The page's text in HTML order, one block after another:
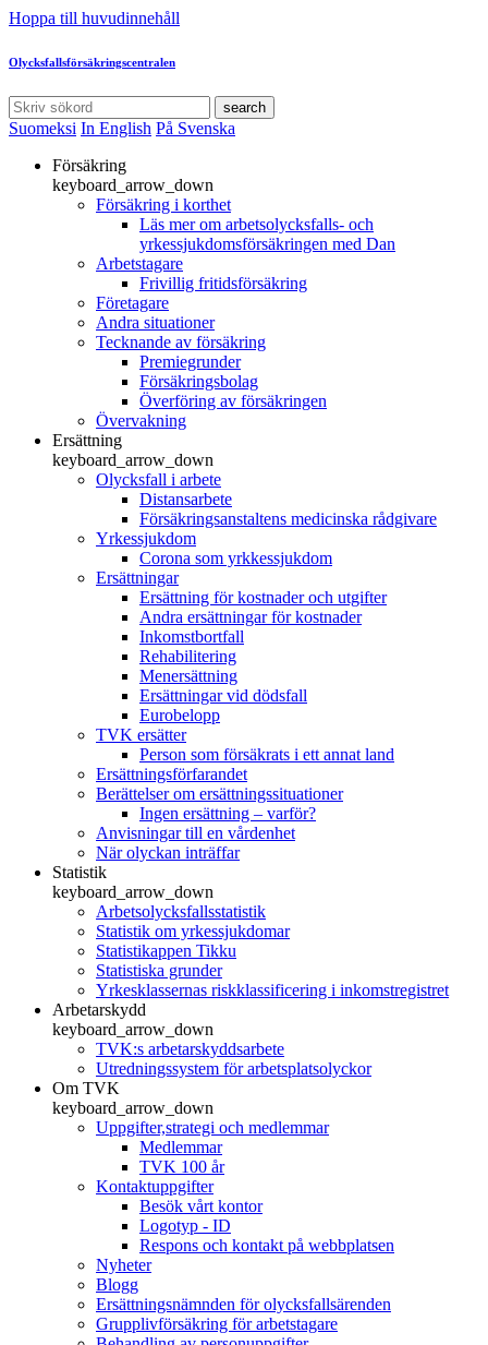
Hoppa till huvudinnehåll
Olycksfallsförsäkringscentralen
search
Suomeksi In English På Svenska
Försäkring
keyboard_arrow_down
Försäkring i korthet
Läs mer om arbetsolycksfalls- och
yrkessjukdomsförsäkringen med Dan
Arbetstagare
Frivillig fritidsförsäkring
Företagare
Andra situationer
Tecknande av försäkring
Premiegrunder
Försäkringsbolag
Överföring av försäkringen
Övervakning
Ersättning
keyboard_arrow_down
Olycksfall i arbete
Distansarbete
Försäkringsanstaltens medicinska rådgivare
Yrkessjukdom
Corona som yrkkessjukdom
Ersättningar
Ersättning för kostnader och utgifter
Andra ersättningar för kostnader
Inkomstbortfall
Rehabilitering
Menersättning
Ersättningar vid dödsfall
Eurobelopp
TVK ersätter
Person som försäkrats i ett annat land
Ersättningsförfarandet
Berättelser om ersättningssituationer
Ingen ersättning – varför?
Anvisningar till en vårdenhet
När olyckan inträffar
Statistik
keyboard_arrow_down
Arbetsolycksfallsstatistik
Statistik om yrkessjukdomar
Statistikappen Tikku
Statistiska grunder
Yrkesklassernas riskklassificering i inkomstregistret
Arbetarskydd
keyboard_arrow_down
TVK:s arbetarskyddsarbete
Utredningssystem för arbetsplatsolyckor
Om TVK
keyboard_arrow_down
Uppgifter,strategi och medlemmar
Medlemmar
TVK 100 år
Kontaktuppgifter
Besök vårt kontor
Logotyp - ID
Respons och kontakt på webbplatsen
Nyheter
Blogg
Ersättningsnämnden för olycksfallsärenden
Grupplivförsäkring för arbetstagare